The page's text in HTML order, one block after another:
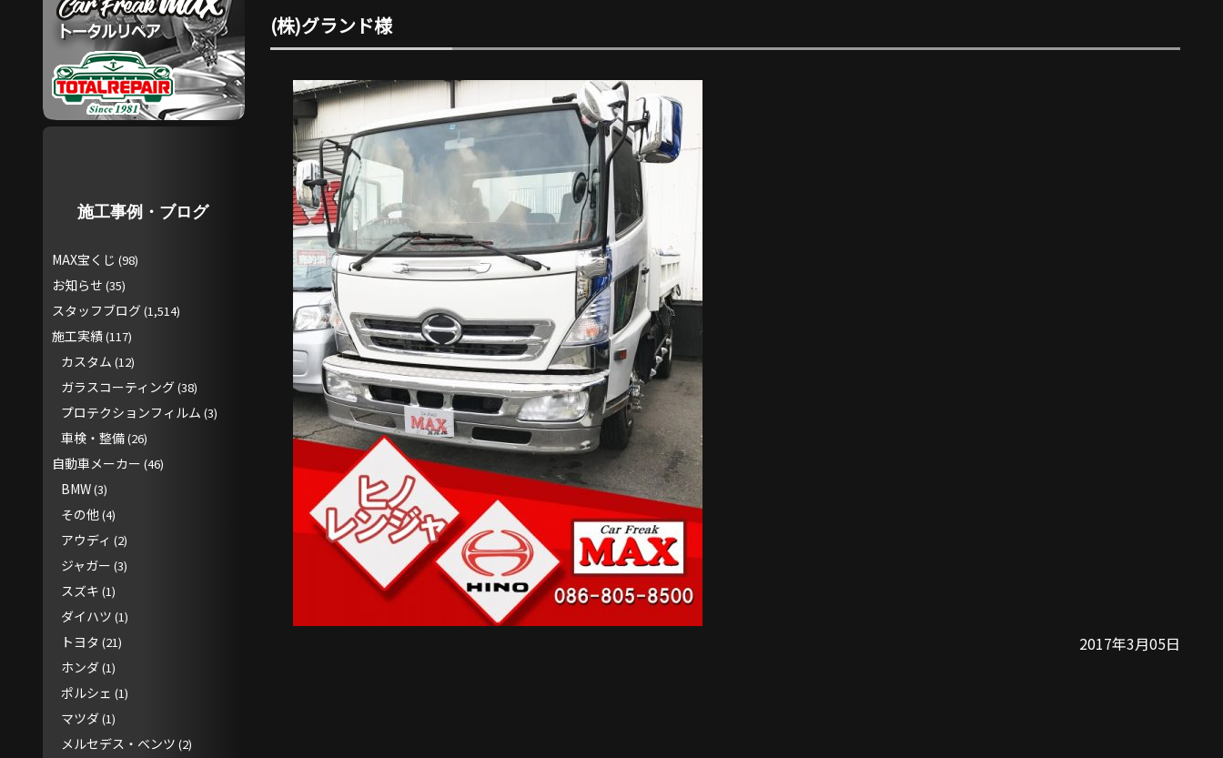
(株)グランド様
2017年3月05日
施工事例・ブログ
MAX宝くじ (98)
お知らせ (35)
スタッフブログ(1,514)
施工実績(117)
カスタム (12)
ガラスコーティング(38)
プロテクションフィルム (3)
車検・整備(26)
自動車メーカー (46)
BMW(3)
その他(4)
アウディ (2)
ジャガー (3)
スズキ (1)
ダイハツ (1)
トヨタ (21)
ホンダ (1)
ポルシェ (1)
マツダ (1)
メルセデス・ベンツ (2)